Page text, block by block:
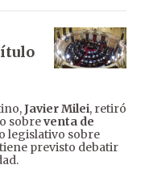
Javier Milei, retiró
sobreventa de
legislativo sobre
previsto debatir